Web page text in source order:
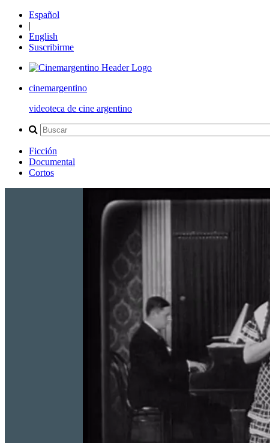
Español
|
English
Suscribirme
cinemargentino
videoteca de cine argentino
Ficción
Documental
Cortos